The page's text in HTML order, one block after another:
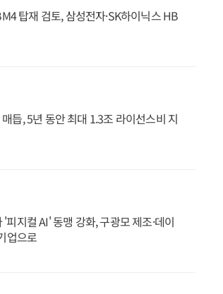
탑재 검토, 삼성전자·SK하이닉스 HB
듭, 5년 동안 최대 1.3조 라이선스비 지
지컬 AI' 동맹 강화, 구광모 제조·데이
업으로